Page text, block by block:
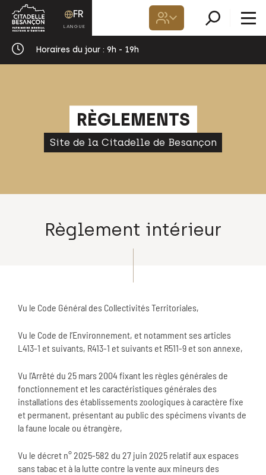
Horaires du jour : 9h - 19h
FR
RÈGLEMENTS
Site de la Citadelle de Besançon
Règlement intérieur
Vu le Code Général des Collectivités Territoriales,
Vu le Code de l’Environnement, et notamment ses articles
L413-1 et suivants, R413-1 et suivants et R511-9 et son annexe,
Vu l’Arrêté du 25 mars 2004 fixant les règles générales de
fonctionnement et les caractéristiques générales des
installations des établissements zoologiques à caractère fixe
et permanent, présentant au public des spécimens vivants de
la faune locale ou étrangère,
Vu le décret n° 2025-582 du 27 juin 2025 relatif aux espaces
sans tabac et à la lutte contre la vente aux mineurs des